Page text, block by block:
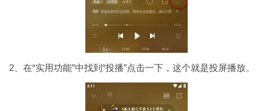
2、在“实用功能”中找到“投播”点击一下，这个就是投屏播放。